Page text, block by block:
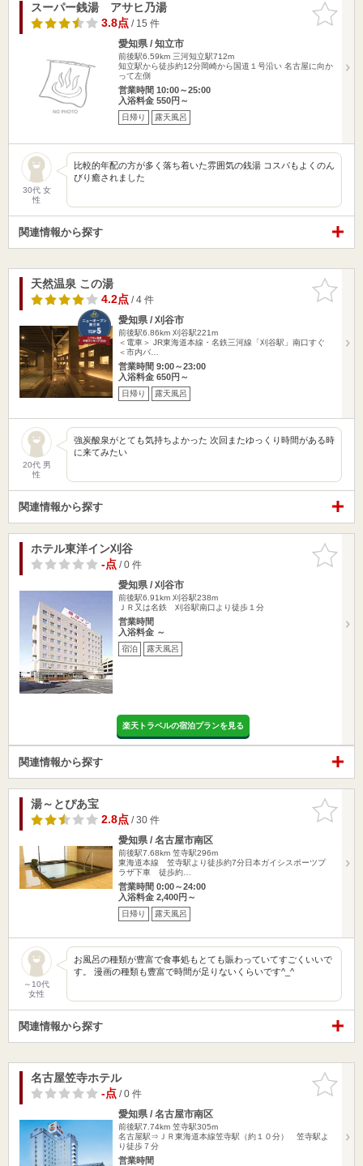
お気に入
りに追加
スーパー銭湯 アサヒ乃湯
3.8点/ 15 件
愛知県 / 知立市
前後駅6.59km 三河知立駅712m
知立駅から徒歩約12分岡崎から国道１号沿い 名古屋に向か
って左側
営業時間 10:00～25:00
入浴料金 550円～
日帰り 露天風呂
30代 女
性
比較的年配の方が多く落ち着いた雰囲気の銭湯 コスパもよくのん
びり癒されました
関連情報から探す
お気に入
りに追加
天然温泉 この湯
4.2点/ 4 件
愛知県 / 刈谷市
前後駅6.86km 刈谷駅221m
＜電車＞ JR東海道本線・名鉄三河線「刈谷駅」南口すぐ
＜市内バ…
営業時間 9:00～23:00
入浴料金 650円～
日帰り 露天風呂
20代 男
性
強炭酸泉がとても気持ちよかった 次回またゆっくり時間がある時
に来てみたい
関連情報から探す
お気に入
りに追加
ホテル東洋イン刈谷
-点/ 0 件
愛知県 / 刈谷市
前後駅6.91km 刈谷駅238m
ＪＲ又は名鉄 刈谷駅南口より徒歩１分
営業時間
入浴料金 ～
宿泊 露天風呂
楽天トラベルの宿泊プランを見る
関連情報から探す
お気に入
りに追加
湯～とぴあ宝
2.8点/ 30 件
愛知県 / 名古屋市南区
前後駅7.68km 笠寺駅296m
東海道本線 笠寺駅より徒歩約7分日本ガイシスポーツプ
ラザ下車 徒歩約…
営業時間 0:00～24:00
入浴料金 2,400円～
日帰り 露天風呂
～10代
女性
お風呂の種類が豊富で食事処もとても賑わっていてすごくいいで
す。 漫画の種類も豊富で時間が足りないくらいです^_^
関連情報から探す
お気に入
りに追加
名古屋笠寺ホテル
-点/ 0 件
愛知県 / 名古屋市南区
前後駅7.74km 笠寺駅305m
名古屋駅⇒ＪＲ東海道本線笠寺駅（約１０分） 笠寺駅よ
り徒歩７分
営業時間